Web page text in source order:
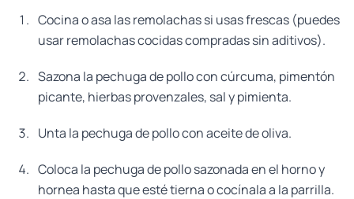
Cocina o asa las remolachas si usas frescas (puedes
usar remolachas cocidas compradas sin aditivos).
Sazona la pechuga de pollo con cúrcuma, pimentón
picante, hierbas provenzales, sal y pimienta.
Unta la pechuga de pollo con aceite de oliva.
Coloca la pechuga de pollo sazonada en el horno y
hornea hasta que esté tierna o cocínala a la parrilla.